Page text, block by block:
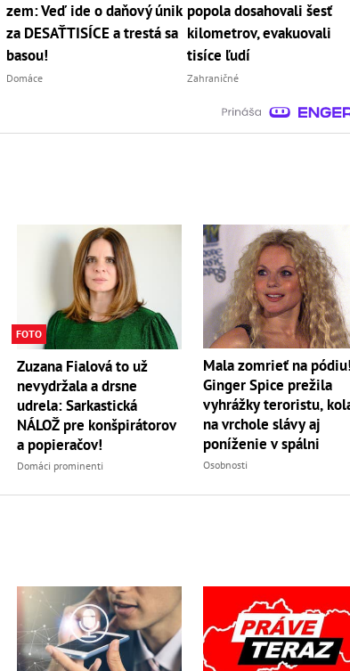
zem: Veď ide o daňový únik
za DESAŤTISÍCE a trestá sa
basou!
Domáce
popola dosahovali šesť
kilometrov, evakuovali
tisíce ľudí
Zahraničné
FOTO
Zuzana Fialová to už
nevydržala a drsne
udrela: Sarkastická
NÁLOŽ pre konšpirátorov
a popieračov!
Domáci prominenti
Mala zomrieť na
Ginger Spice prežila
vyhrážky teroristu,
na vrchole slávy aj
poníženie v spálni
Osobnosti